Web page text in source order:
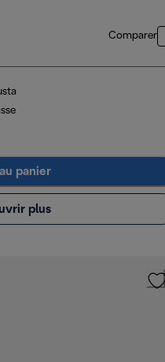
Comparer
panier
plus